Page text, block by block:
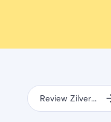
Review Zilveren Reiger